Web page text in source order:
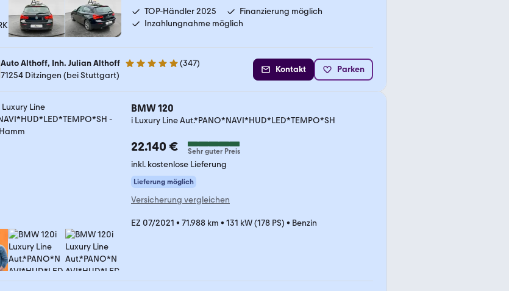
TOP-Händler 2025
Finanzierung möglich
Inzahlungnahme möglich
Auto Althoff, Inh. Julian Althoff 4.8 Sterne (347)
71254 Ditzingen (bei Stuttgart)
Kontakt Parken
BMW 120
i Luxury Line Aut.*PANO*NAVI*HUD*LED*TEMPO*SH
22.140 € Sehr guter Preis
inkl. kostenlose Lieferung
Lieferung möglich
Versicherung vergleichen
EZ 07/2021 • 71.988 km • 131 kW (178 PS) • Benzin